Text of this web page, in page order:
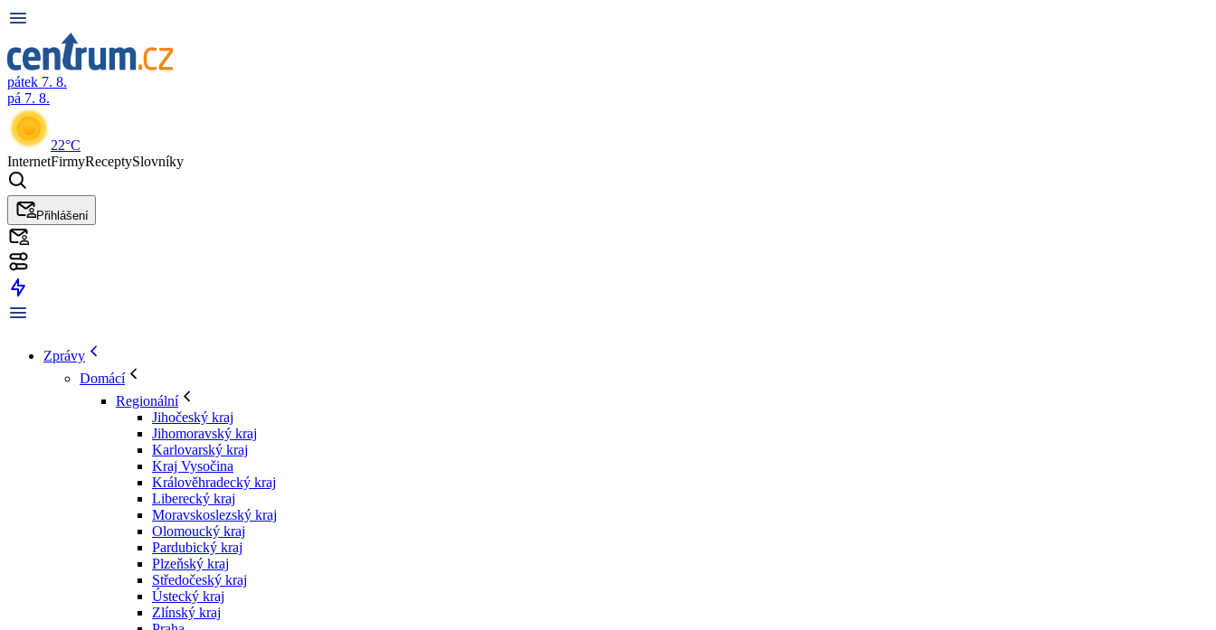
pátek 7. 8.
pá 7. 8.
22°C
InternetFirmyReceptySlovníky
Přihlášení
Zprávy
Domácí
Regionální
Jihočeský kraj
Jihomoravský kraj
Karlovarský kraj
Kraj Vysočina
Králověhradecký kraj
Liberecký kraj
Moravskoslezský kraj
Olomoucký kraj
Pardubický kraj
Plzeňský kraj
Středočeský kraj
Ústecký kraj
Zlínský kraj